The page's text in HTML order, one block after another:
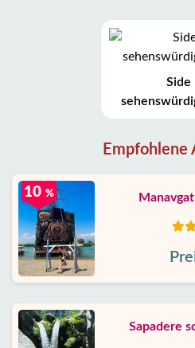
Side
Empfohlene
10 %
Sapadere